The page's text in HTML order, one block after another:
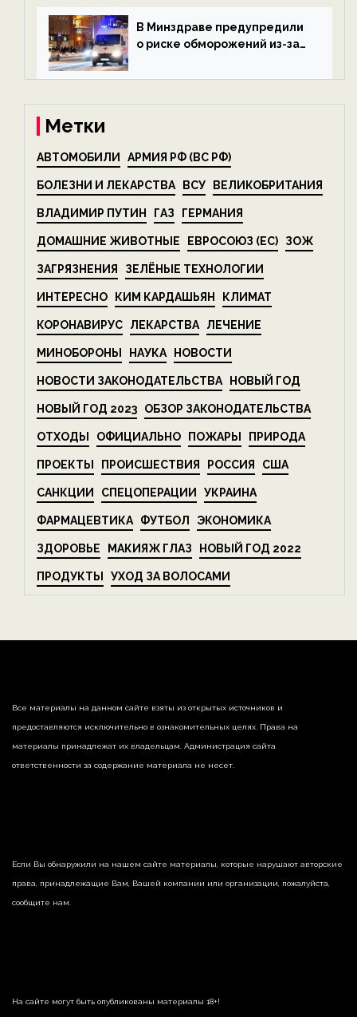
экологии на ECOportal
В Минздраве предупредили
о риске обморожений из-за
на ECOportal
Метки
АВТОМОБИЛИ АРМИЯ РФ (ВС РФ)
БОЛЕЗНИ И ЛЕКАРСТВА ВСУ ВЕЛИКОБРИТАНИЯ
ВЛАДИМИР ПУТИН ГАЗ ГЕРМАНИЯ
ДОМАШНИЕ ЖИВОТНЫЕ ЕВРОСОЮЗ (ЕС) ЗОЖ
ЗАГРЯЗНЕНИЯ ЗЕЛЁНЫЕ ТЕХНОЛОГИИ
ИНТЕРЕСНО КИМ КАРДАШЬЯН КЛИМАТ
КОРОНАВИРУС ЛЕКАРСТВА ЛЕЧЕНИЕ
МИНОБОРОНЫ НАУКА НОВОСТИ
НОВОСТИ ЗАКОНОДАТЕЛЬСТВА НОВЫЙ ГОД
НОВЫЙ ГОД 2023 ОБЗОР ЗАКОНОДАТЕЛЬСТВА
ОТХОДЫ ОФИЦИАЛЬНО ПОЖАРЫ ПРИРОДА
ПРОЕКТЫ ПРОИСШЕСТВИЯ РОССИЯ США
САНКЦИИ СПЕЦОПЕРАЦИИ УКРАИНА
ФАРМАЦЕВТИКА ФУТБОЛ ЭКОНОМИКА
ЗДОРОВЬЕ МАКИЯЖ ГЛАЗ НОВЫЙ ГОД 2022
ПРОДУКТЫ УХОД ЗА ВОЛОСАМИ
Все материалы на данном сайте взяты из открытых источников и
предоставляются исключительно в ознакомительных целях. Права на
материалы принадлежат их владельцам. Администрация сайта
ответственности за содержание материала не несет.
Если Вы обнаружили на нашем сайте материалы, которые нарушают авторские
права, принадлежащие Вам, Вашей компании или организации, пожалуйста,
сообщите нам.
На сайте могут быть опубликованы материалы 18+!